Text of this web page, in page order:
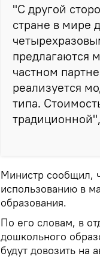
"С другой
стране в мире
предлагаются
частном
реализуется
типа.
Министр сообщил,
использованию в
образования.
По его словам, в
дошкольного
будут довозить на